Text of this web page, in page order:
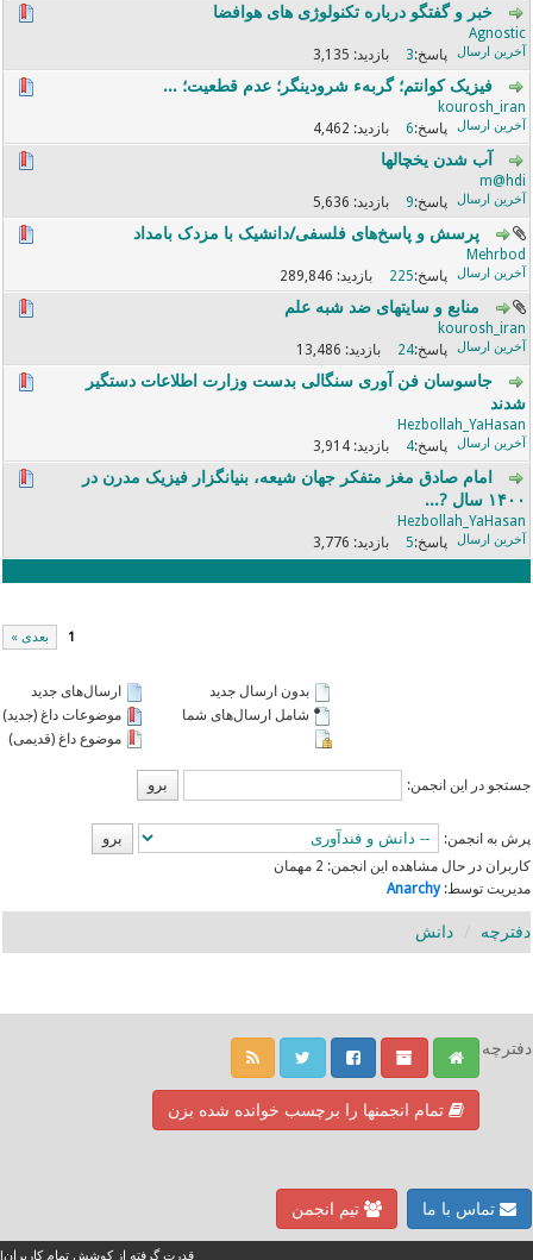
خبر و گفتگو درباره تکنولوژی های هوافضا
Agnostic
3
فیزیک کوانتم؛ گربهء شرودینگر؛ عدم قطعیت؛ ...
kourosh_iran
6
آب شدن یخچالها
m@hdi
9
پرسش و پاسخ‌های فلسفی/دانشیک با مزدک بامداد
Mehrbod
225
منابع و سایتهای ضد شبه علم
kourosh_iran
24
جاسوسان فن آوری سنگالی بدست وزارت اطلاعات دستگیر
شدند
Hezbollah_YaHasan
4
3,914
امام صادق مغز متفکر جهان شیعه، بنیانگزار فیزیک مدرن در
۱۴۰۰ سال ?...
Hezbollah_YaHasan
5
1 بعدی »
ارسال‌های جدید
موضوعات داغ (جدید)
موضوع داغ (قدیمی)
بدون ارسال جدید
شامل ارسال‌های شما
جستجو در این انجمن:
پرش به انجمن:
کاربران در حال مشاهده این انجمن: 2 مهمان
مدیریت توسط:Anarchy
دفترچه دانش
دفترچه
تمام انجمنها را برچسب خوانده شده بزن
تماس با ما تیم انجمن
قدرت گرفته از کوشش تمام کاربران!